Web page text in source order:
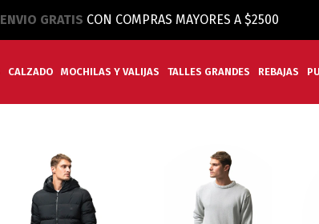
ENVIO GRATIS CON COMPRAS MAYORES A $2500
CALZADO MOCHILAS Y VALIJAS TALLES GRANDES REBAJAS